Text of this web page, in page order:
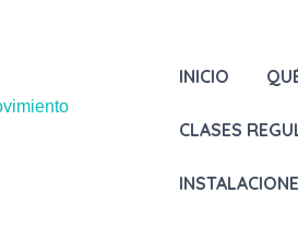
INICIO
CLASES